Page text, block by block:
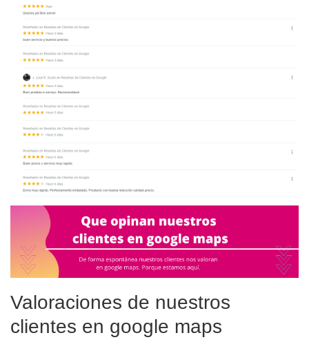
Valoraciones de nuestros
clientes en google maps